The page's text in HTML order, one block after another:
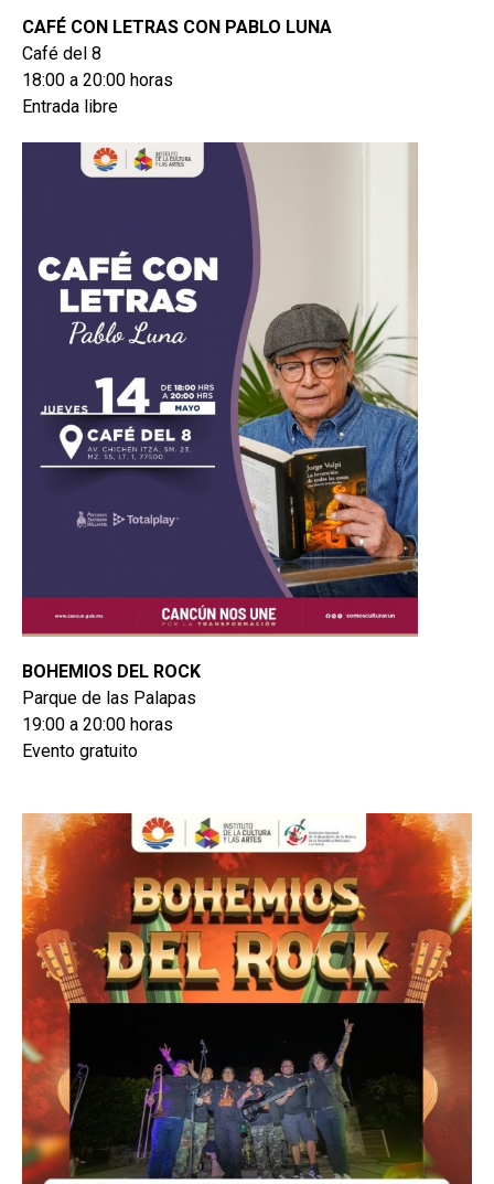
CAFÉ CON LETRAS CON PABLO LUNA
Café del 8
18:00 a 20:00 horas
Entrada libre
BOHEMIOS DEL ROCK
Parque de las Palapas
19:00 a 20:00 horas
Evento gratuito